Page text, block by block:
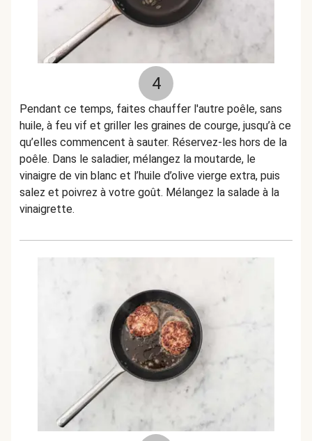
4
Pendant ce temps, faites chauffer l'autre poêle, sans
huile, à feu vif et griller les graines de courge, jusqu’à ce
qu’elles commencent à sauter. Réservez-les hors de la
poêle. Dans le saladier, mélangez la moutarde, le
vinaigre de vin blanc et l’huile d’olive vierge extra, puis
salez et poivrez à votre goût. Mélangez la salade à la
vinaigrette.